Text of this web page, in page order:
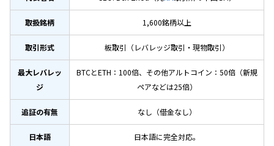
取扱銘柄 1,600銘柄以上
取引形式 板取引（レバレッジ取引・現物取引）
最大レバレッ
ジ
BTCとETH：100倍、その他アルトコイン：50倍（新規
ペアなどは25倍）
追証の有無 なし（借金なし）
日本語 日本語に完全対応。